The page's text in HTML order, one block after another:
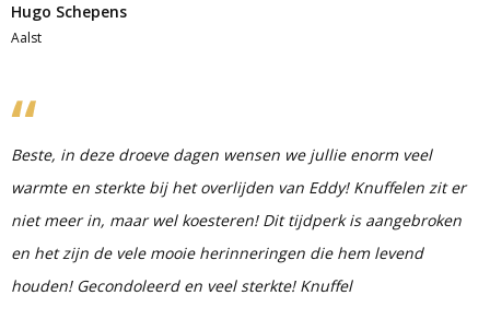
Hugo Schepens
Aalst
Beste, in deze droeve dagen wensen we jullie enorm veel
warmte en sterkte bij het overlijden van Eddy! Knuffelen zit er
niet meer in, maar wel koesteren! Dit tijdperk is aangebroken
en het zijn de vele mooie herinneringen die hem levend
houden! Gecondoleerd en veel sterkte! Knuffel